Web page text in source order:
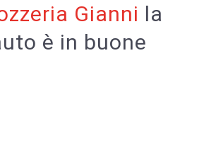
Gianni la
è in buone